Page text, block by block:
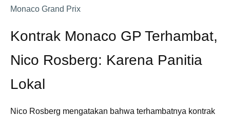
Monaco Grand Prix
Kontrak Monaco GP Terhambat,
Nico Rosberg: Karena Panitia
Lokal
Nico Rosberg mengatakan bahwa terhambatnya kontrak